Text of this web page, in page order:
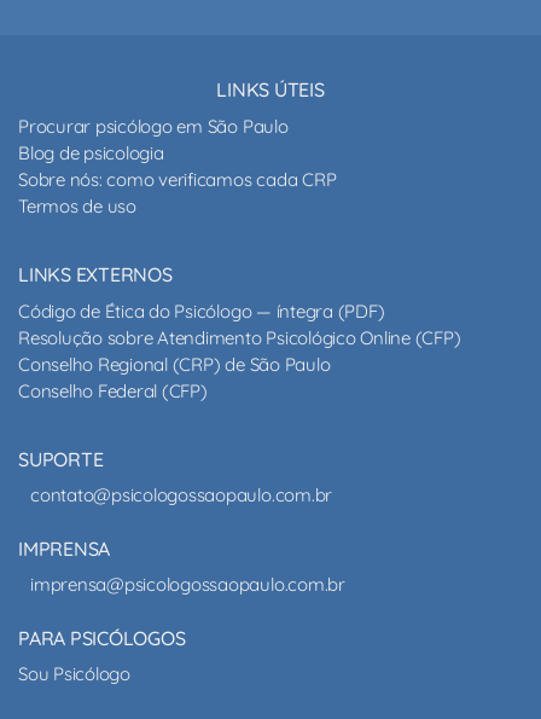
LINKS ÚTEIS
Procurar psicólogo em São Paulo
Blog de psicologia
Sobre nós: como verificamos cada CRP
Termos de uso
LINKS EXTERNOS
Código de Ética do Psicólogo — íntegra (PDF)
Resolução sobre Atendimento Psicológico Online (CFP)
Conselho Regional (CRP) de São Paulo
Conselho Federal (CFP)
SUPORTE
contato@psicologossaopaulo.com.br
IMPRENSA
imprensa@psicologossaopaulo.com.br
PARA PSICÓLOGOS
Sou Psicólogo